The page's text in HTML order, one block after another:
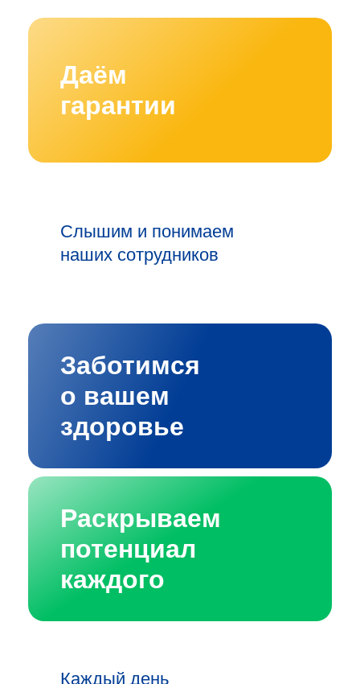
Даём
гарантии
Слышим и понимаем
наших сотрудников
Заботимся
о вашем
здоровье
Раскрываем
потенциал
каждого
Каждый день